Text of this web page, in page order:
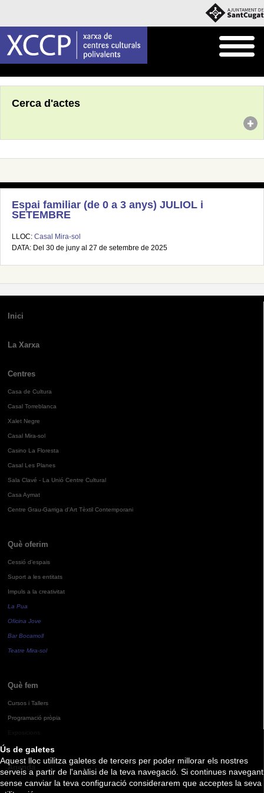
Ús de galetes
Aquest lloc utilitza galetes de tercers per poder millorar els nostres
serveis a partir de l'anàlisi de la teva navegació. Si continues navegant
sense canviar la teva configuració considerarem que acceptes la seva
Cerca d'actes
Espai familiar (de 0 a 3 anys) JULIOL i
SETEMBRE
LLOC: Casal Mira-sol
DATA: Del 30 de juny al 27 de setembre de 2025
Inici
La Xarxa
Centres
Casa de Cultura
Casal Torreblanca
Xalet Negre
Casal Mira-sol
Casino La Floresta
Casal Les Planes
Sala Clavé - La Unió Centre Cultural
Casa Aymat
Centre Grau-Garriga d'Art Tèxtil Contemporani
Què oferim
Cessió d'espais
Suport a les entitats
Impuls a la creativitat
La Pua
Oficina Jove
Bar Bocamoll
Teatre Mira-sol
Què fem
Cursos i Tallers
Programació pròpia
Agenda